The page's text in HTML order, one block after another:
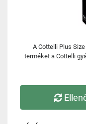
A Cottelli Plus
terméket a Cottelli